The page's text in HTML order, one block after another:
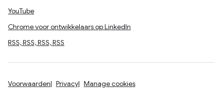
YouTube
Chrome voor ontwikkelaars op LinkedIn
RSS, RSS, RSS, RSS
Voorwaarden Privacy Manage cookies